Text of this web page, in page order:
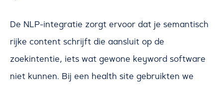
De NLP-integratie zorgt ervoor dat je semantisch
rijke content schrijft die aansluit op de
zoekintentie, iets wat gewone keyword software
niet kunnen. Bij een health site gebruikten we